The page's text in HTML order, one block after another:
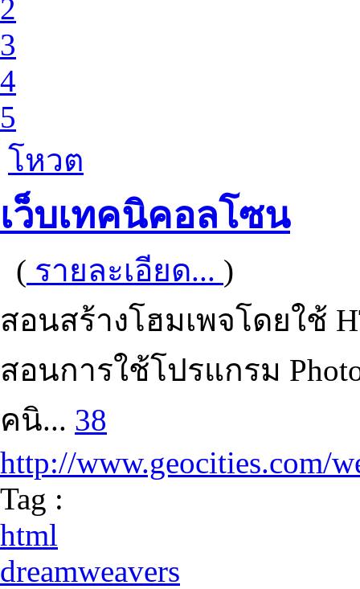
2
3
4
5
โหวต
เว็บเทคนิคอลโซน
( รายละเอียด... )
สอนสร้างโฮมเพจโดยใช้
สอนการใช้โปรแกรม
คนิ... 38
http://www.geocities.com/
Tag :
html
dreamweavers